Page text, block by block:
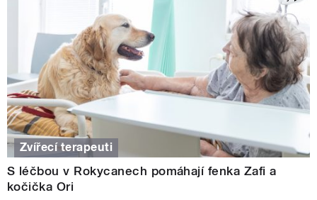
Zvířecí terapeuti
S léčbou v Rokycanech pomáhají fenka Zafi a
kočička Ori